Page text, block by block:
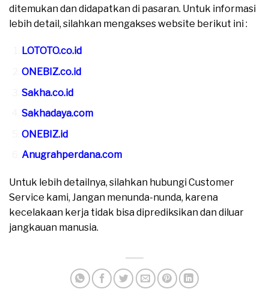
ditemukan dan didapatkan di pasaran. Untuk informasi
lebih detail, silahkan mengakses website berikut ini :
LOTOTO.co.id
ONEBIZ.co.id
Sakha.co.id
Sakhadaya.com
ONEBIZ.id
Anugrahperdana.com
Untuk lebih detailnya, silahkan hubungi Customer
Service kami, Jangan menunda-nunda, karena
kecelakaan kerja tidak bisa diprediksikan dan diluar
jangkauan manusia.